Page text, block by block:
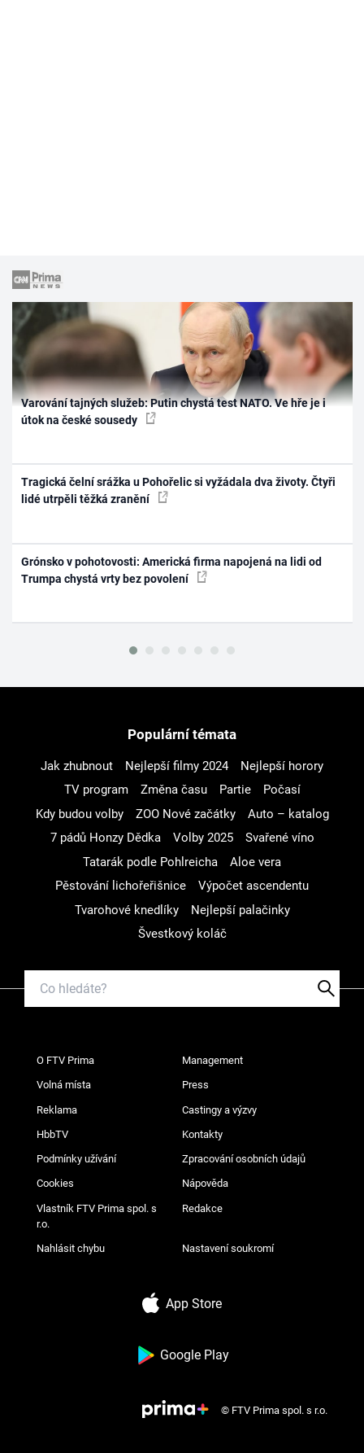
Varování tajných služeb: Putin chystá test NATO. Ve hře je i
útok na české sousedy
Tragická čelní srážka u Pohořelic si vyžádala dva životy. Čtyři
lidé utrpěli těžká zranění
Grónsko v pohotovosti: Americká firma napojená na lidi od
Trumpa chystá vrty bez povolení
Populární témata
Jak zhubnout Nejlepší filmy 2024
Nejlepší horory
TV program
Změna času Partie
Počasí
Kdy budou volby
ZOO Nové začátky
Auto – katalog
7 pádů Honzy Dědka
Volby 2025
Svařené víno
Tatarák podle Pohlreicha
Aloe vera
Pěstování lichořeřišnice
Výpočet ascendentu
Tvarohové knedlíky
Nejlepší palačinky
Švestkový koláč
O FTV Prima Management
Volná místa Press
Reklama Castingy a výzvy
HbbTV Kontakty
Podmínky užívání Zpracování osobních údajů
Cookies Nápověda
Vlastník FTV Prima spol. s
r.o.
Redakce
Nahlásit chybu Nastavení soukromí
App Store
Google Play
© FTV Prima spol. s r.o.